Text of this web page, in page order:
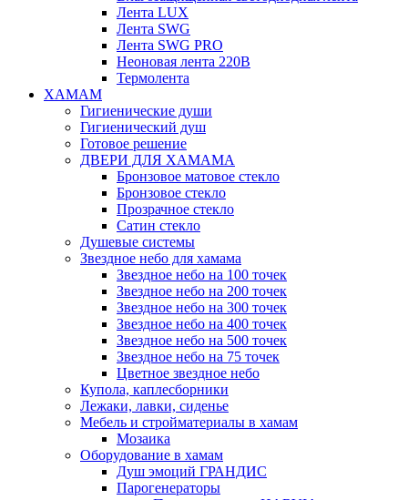
Лента LUX
Лента SWG
Лента SWG PRO
Неоновая лента 220В
Термолента
ХАМАМ
Гигиенические души
Гигиенический душ
Готовое решение
ДВЕРИ ДЛЯ ХАМАМА
Бронзовое матовое стекло
Бронзовое стекло
Прозрачное стекло
Сатин стекло
Душевые системы
Звездное небо для хамама
Звездное небо на 100 точек
Звездное небо на 200 точек
Звездное небо на 300 точек
Звездное небо на 400 точек
Звездное небо на 500 точек
Звездное небо на 75 точек
Цветное звездное небо
Купола, каплесборники
Лежаки, лавки, сиденье
Мебель и стройматериалы в хамам
Мозаика
Оборудование в хамам
Душ эмоций ГРАНДИС
Парогенераторы